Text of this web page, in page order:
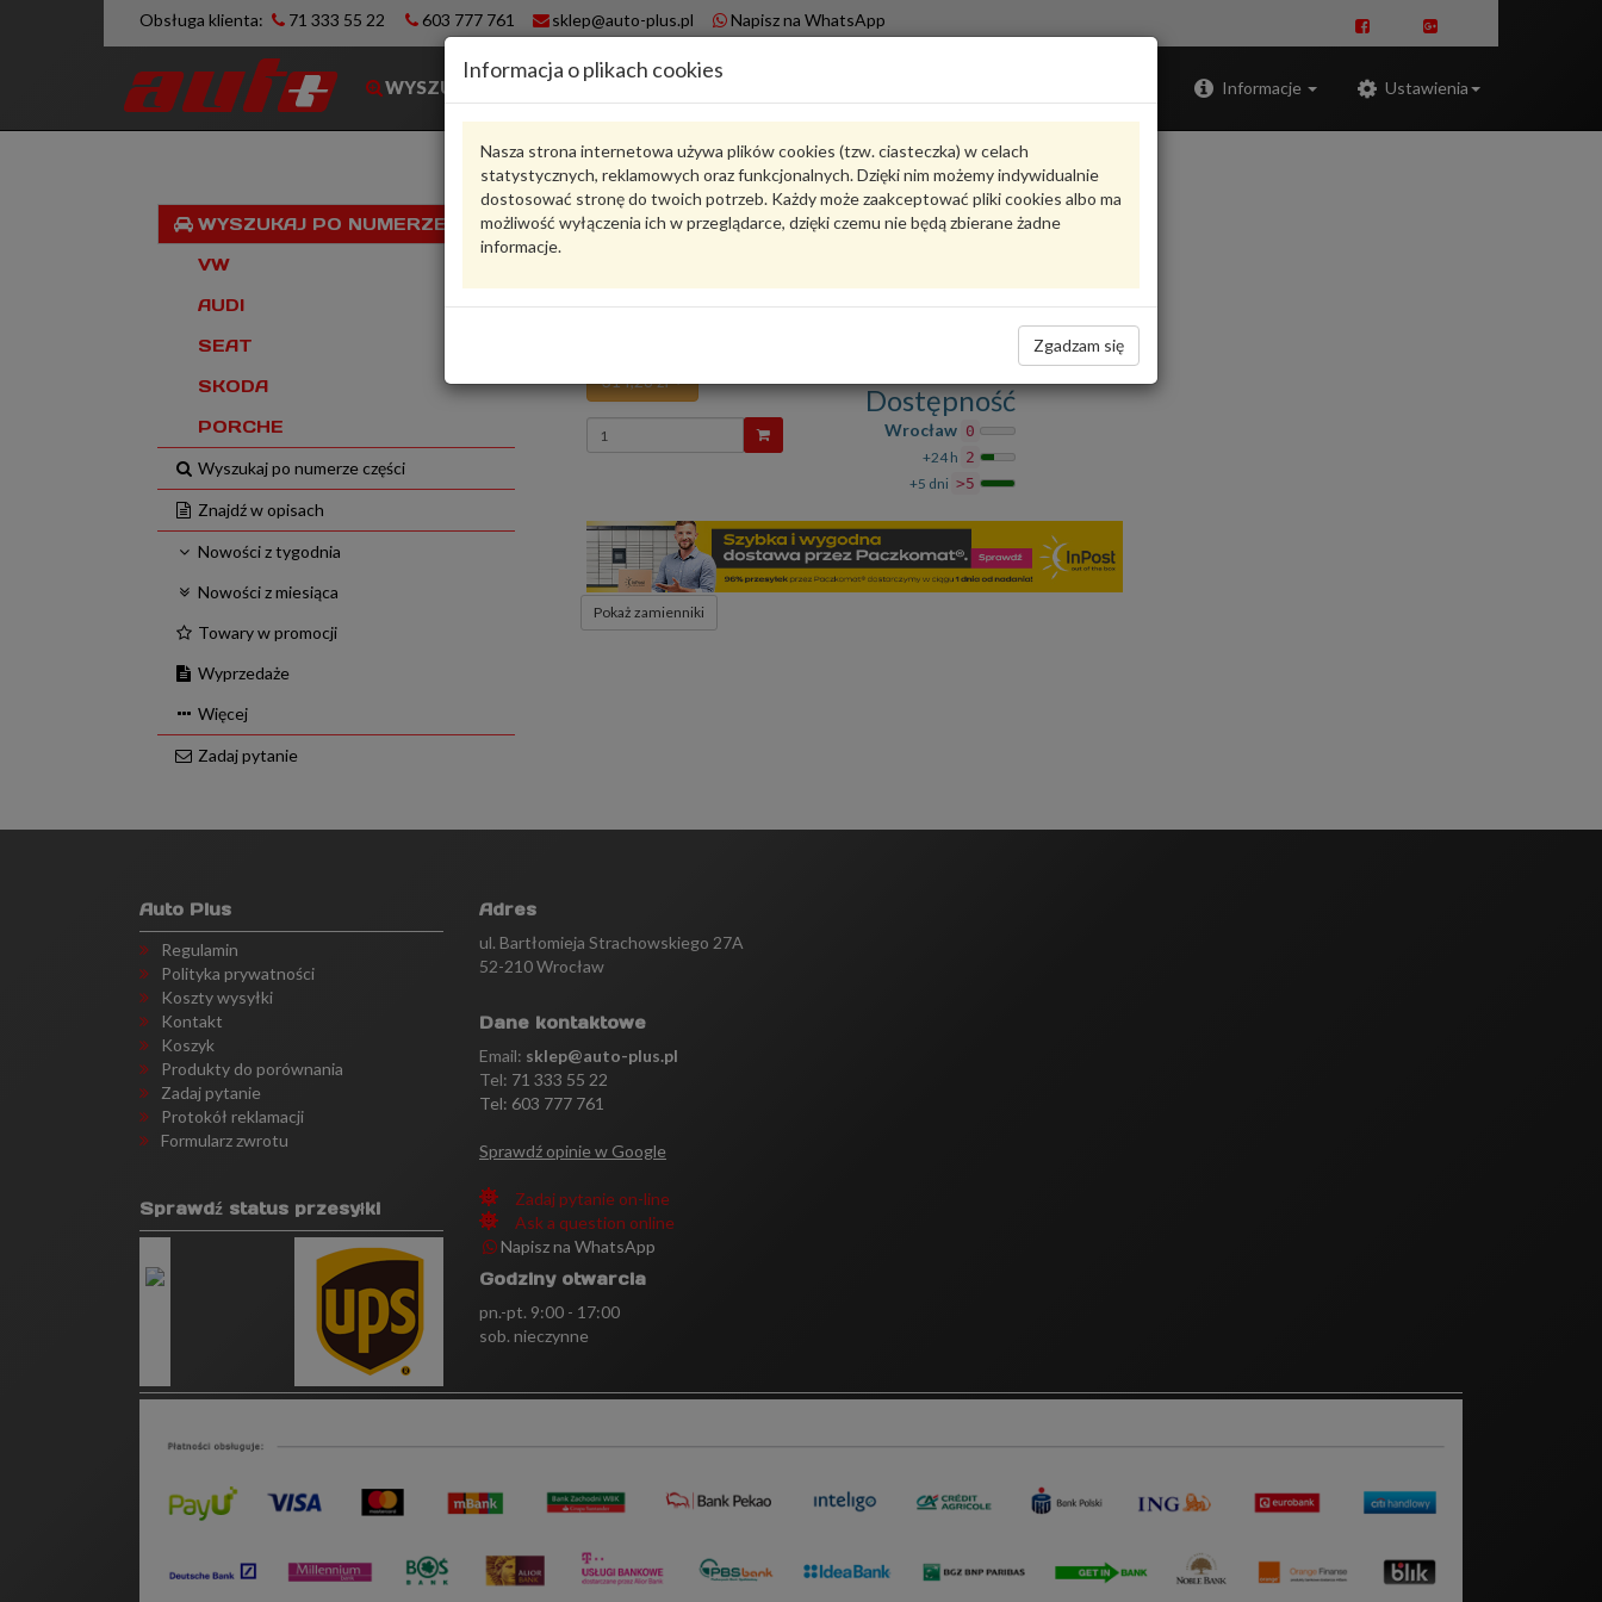
Obsługa klienta: 71 333 55 22 603 777 761 sklep@auto-plus.pl Napisz na WhatsApp
WYSZUKIWARKA Informacje Ustawienia
Informacja o plikach cookies
Nasza strona internetowa używa plików cookies (tzw. ciasteczka) w celach
statystycznych, reklamowych oraz funkcjonalnych. Dzięki nim możemy indywidualnie
dostosować stronę do twoich potrzeb. Każdy może zaakceptować pliki cookies albo ma
możliwość wyłączenia ich w przeglądarce, dzięki czemu nie będą zbierane żadne
informacje.
Zgadzam się
WYSZUKAJ PO NUMERZE VIN
VW
AUDI
SEAT
SKODA
PORCHE
Wyszukaj po numerze części
Znajdź w opisach
Nowości z tygodnia
Nowości z miesiąca
Towary w promocji
Wyprzedaże
Więcej
Zadaj pytanie
Karta produktu
VAG - produkt oryginalny VW AUDI SEAT SKODA
314,28 zł
Wprowadź
ilość
Dostępność
Wrocław 0
+24 h 2
+5 dni >5
Pokaż zamienniki
Auto Plus
Regulamin
Polityka prywatności
Koszty wysyłki
Kontakt
Koszyk
Produkty do porównania
Zadaj pytanie
Protokół reklamacji
Formularz zwrotu
Sprawdź status przesyłki
Adres
ul. Bartłomieja Strachowskiego 27A
52-210 Wrocław
Dane kontaktowe
Email: sklep@auto-plus.pl
Tel: 71 333 55 22
Tel: 603 777 761
Sprawdź opinie w Google
Zadaj pytanie on-line
Ask a question online
Napisz na WhatsApp
Godziny otwarcia
pn.-pt. 9:00 - 17:00
sob. nieczynne